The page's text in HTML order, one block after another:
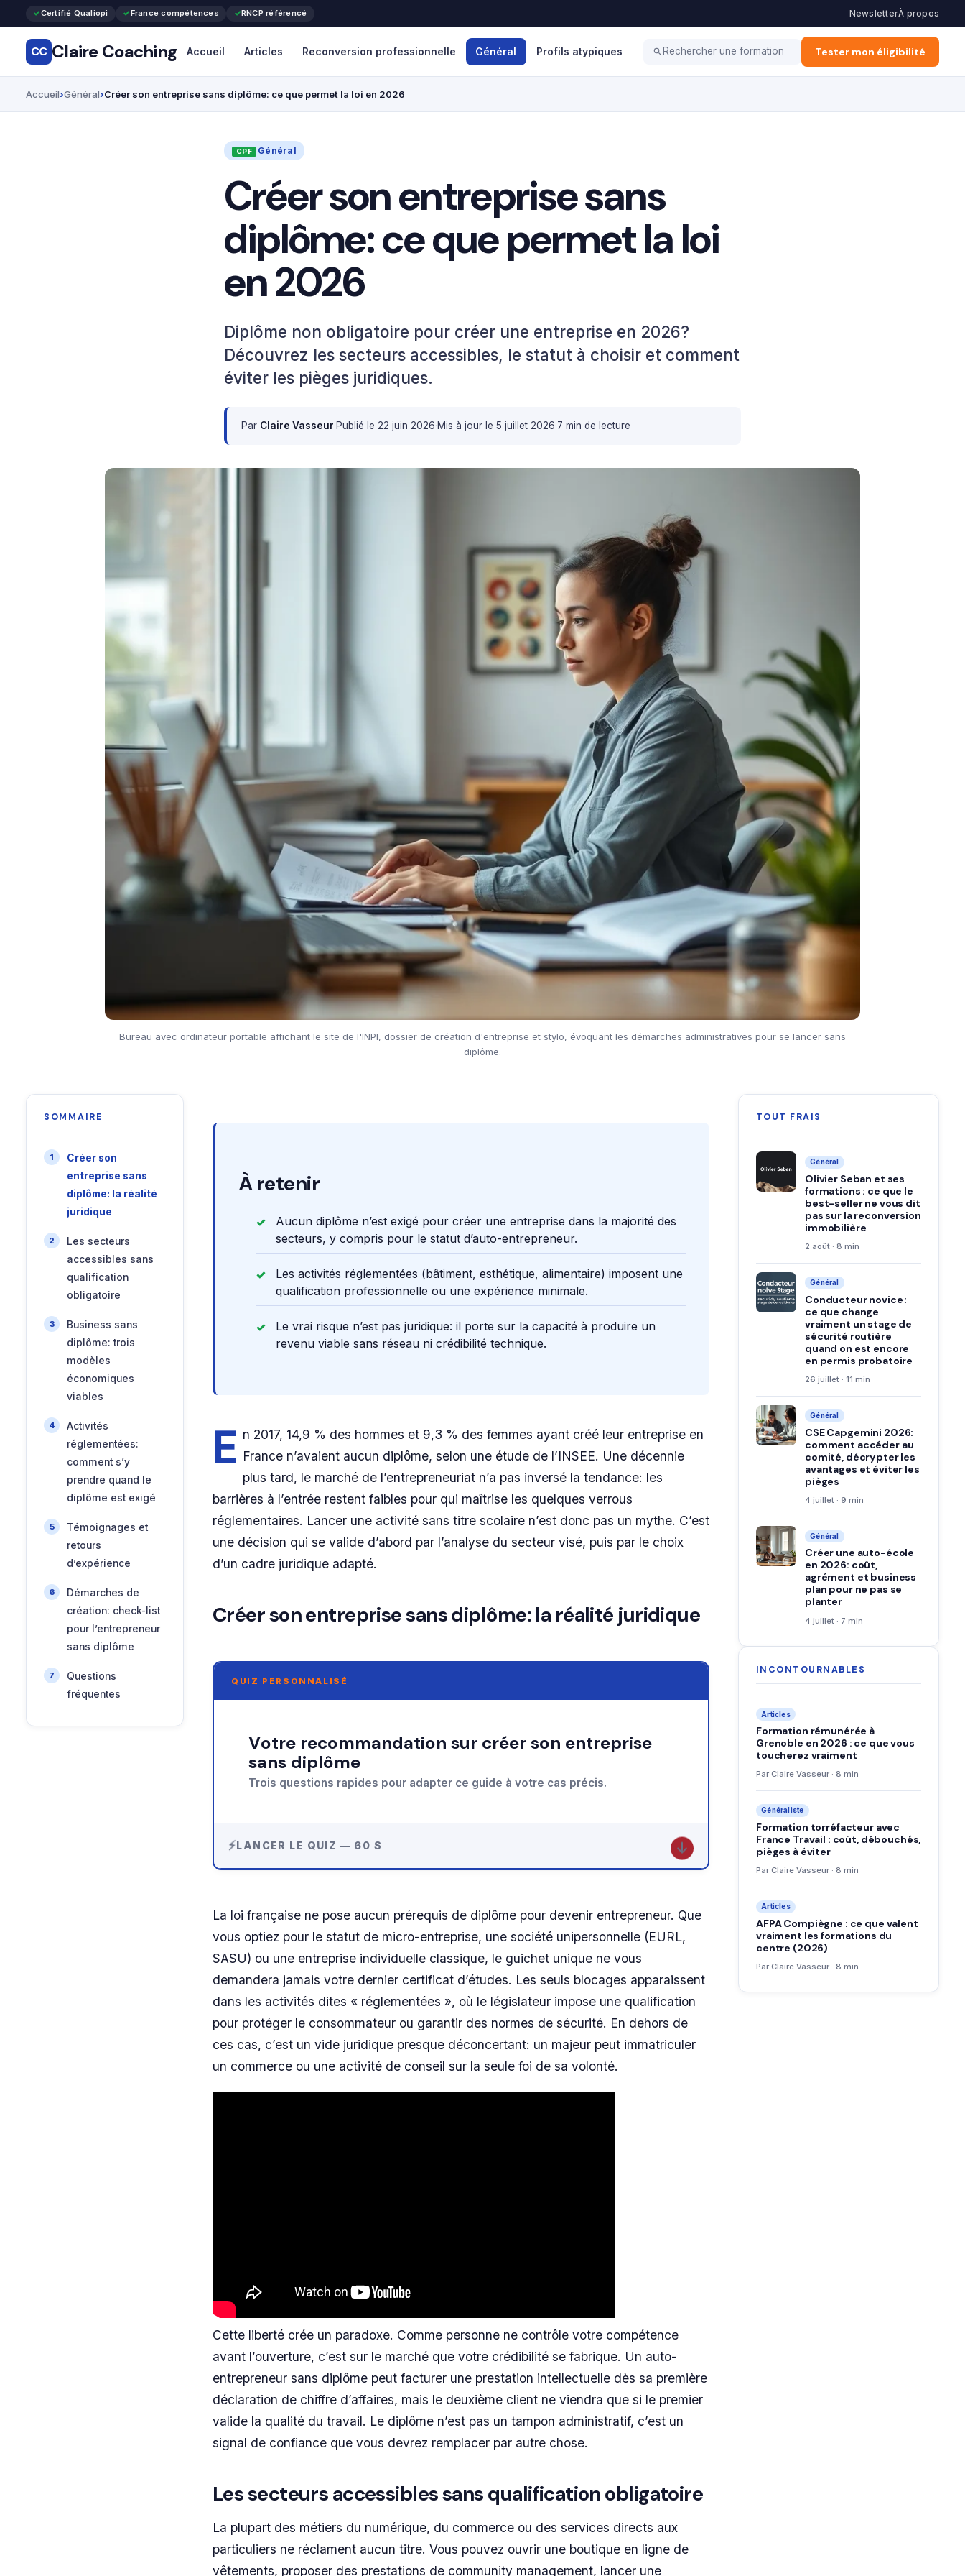
Certifié Qualiopi France compétences RNCP référencé NewsletterÀ propos
CC Claire Coaching Accueil Articles Reconversion professionnelle Général Profils atypiques Haut potentiel Coaching
Rechercher une formation Tester mon éligibilité
Accueil Général Créer son entreprise sans diplôme: ce que permet la loi en 2026
Général
Créer son entreprise sans
diplôme: ce que permet la loi
en 2026
Diplôme non obligatoire pour créer une entreprise en 2026?
Découvrez les secteurs accessibles, le statut à choisir et comment
éviter les pièges juridiques.
Par Claire Vasseur·Publié le 22 juin 2026·Mis à jour le 5 juillet 2026·7 min de lecture
Bureau avec ordinateur portable affichant le site de l'INPI, dossier de création d'entreprise et stylo, évoquant les démarches administratives pour se lancer sans
diplôme.
SOMMAIRE
Créer son
entreprise sans
diplôme: la réalité
juridique
Les secteurs
accessibles sans
qualification
obligatoire
Business sans
diplôme: trois
modèles
économiques
viables
Activités
réglementées:
comment s’y
prendre quand le
diplôme est exigé
Témoignages et
retours
d’expérience
Démarches de
création: check-list
pour l’entrepreneur
sans diplôme
Questions
fréquentes
À retenir
Aucun diplôme n’est exigé pour créer une entreprise dans la majorité des
secteurs, y compris pour le statut d’auto-entrepreneur.
Les activités réglementées (bâtiment, esthétique, alimentaire) imposent une
qualification professionnelle ou une expérience minimale.
Le vrai risque n’est pas juridique: il porte sur la capacité à produire un
revenu viable sans réseau ni crédibilité technique.
E n 2017, 14,9 % des hommes et 9,3 % des femmes ayant créé leur entreprise en
France n’avaient aucun diplôme, selon une étude de l’INSEE. Une décennie
plus tard, le marché de l’entrepreneuriat n’a pas inversé la tendance: les
barrières à l’entrée restent faibles pour qui maîtrise les quelques verrous
réglementaires. Lancer une activité sans titre scolaire n’est donc pas un mythe. C’est
une décision qui se valide d’abord par l’analyse du secteur visé, puis par le choix
d’un cadre juridique adapté.
Créer son entreprise sans diplôme: la réalité juridique
QUIZ PERSONNALISÉ
Votre recommandation sur créer son entreprise
sans diplôme
Trois questions rapides pour adapter ce guide à votre cas précis.
LANCER LE QUIZ — 60 S ↓
La loi française ne pose aucun prérequis de diplôme pour devenir entrepreneur. Que
vous optiez pour le statut de micro-entreprise, une société unipersonnelle (EURL,
SASU) ou une entreprise individuelle classique, le guichet unique ne vous
demandera jamais votre dernier certificat d’études. Les seuls blocages apparaissent
dans les activités dites « réglementées », où le législateur impose une qualification
pour protéger le consommateur ou garantir des normes de sécurité. En dehors de
ces cas, c’est un vide juridique presque déconcertant: un majeur peut immatriculer
un commerce ou une activité de conseil sur la seule foi de sa volonté.
Cette liberté crée un paradoxe. Comme personne ne contrôle votre compétence
avant l’ouverture, c’est sur le marché que votre crédibilité se fabrique. Un auto-
entrepreneur sans diplôme peut facturer une prestation intellectuelle dès sa première
déclaration de chiffre d’affaires, mais le deuxième client ne viendra que si le premier
valide la qualité du travail. Le diplôme n’est pas un tampon administratif, c’est un
signal de confiance que vous devrez remplacer par autre chose.
Les secteurs accessibles sans qualification obligatoire
La plupart des métiers du numérique, du commerce ou des services directs aux
particuliers ne réclament aucun titre. Vous pouvez ouvrir une boutique en ligne de
vêtements, proposer des prestations de community management, lancer une
TOUT FRAIS
Général
Olivier Seban et ses
formations : ce que le
best-seller ne vous dit
pas sur la reconversion
immobilière
2 août · 8 min
Général
Conducteur novice :
ce que change
vraiment un stage de
sécurité routière
quand on est encore
en permis probatoire
26 juillet · 11 min
Général
CSE Capgemini 2026:
comment accéder au
comité, décrypter les
avantages et éviter les
pièges
4 juillet · 9 min
Général
Créer une auto-école
en 2026: coût,
agrément et business
plan pour ne pas se
planter
4 juillet · 7 min
INCONTOURNABLES
Articles
Formation rémunérée à
Grenoble en 2026 : ce que vous
toucherez vraiment
Par Claire Vasseur · 8 min
Généraliste
Formation torréfacteur avec
France Travail : coût, débouchés,
pièges à éviter
Par Claire Vasseur · 8 min
Articles
AFPA Compiègne : ce que valent
vraiment les formations du
centre (2026)
Par Claire Vasseur · 8 min